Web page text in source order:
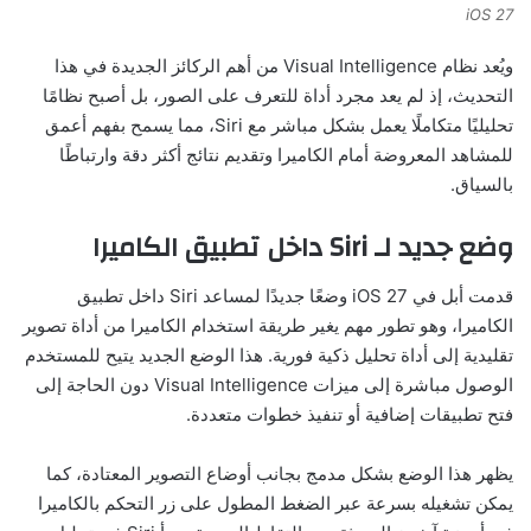
iOS 27
ويُعد نظام Visual Intelligence من أهم الركائز الجديدة في هذا
التحديث، إذ لم يعد مجرد أداة للتعرف على الصور، بل أصبح نظامًا
تحليليًا متكاملًا يعمل بشكل مباشر مع Siri، مما يسمح بفهم أعمق
للمشاهد المعروضة أمام الكاميرا وتقديم نتائج أكثر دقة وارتباطًا
بالسياق.
وضع جديد لـ Siri داخل تطبيق الكاميرا
قدمت أبل في iOS 27 وضعًا جديدًا لمساعد Siri داخل تطبيق
الكاميرا، وهو تطور مهم يغير طريقة استخدام الكاميرا من أداة تصوير
تقليدية إلى أداة تحليل ذكية فورية. هذا الوضع الجديد يتيح للمستخدم
الوصول مباشرة إلى ميزات Visual Intelligence دون الحاجة إلى
فتح تطبيقات إضافية أو تنفيذ خطوات متعددة.
يظهر هذا الوضع بشكل مدمج بجانب أوضاع التصوير المعتادة، كما
يمكن تشغيله بسرعة عبر الضغط المطول على زر التحكم بالكاميرا